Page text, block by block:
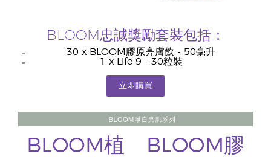
BLOOM忠誠獎勵套裝包括：
30 x BLOOM膠原亮膚飲 - 50毫升
1 x Life 9 - 30粒裝
立即購買
BLOOM植
BLOOM膠